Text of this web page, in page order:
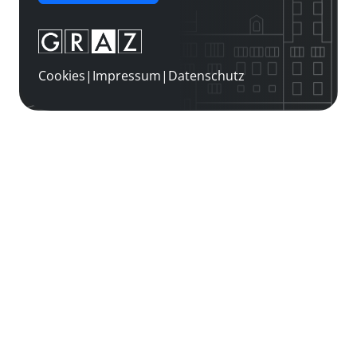
Cookies| Impressum| Datenschutz